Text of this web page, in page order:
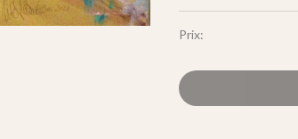
Prix: